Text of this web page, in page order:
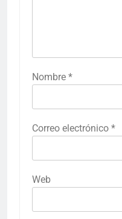
Nombre *
Correo electrónico *
Web